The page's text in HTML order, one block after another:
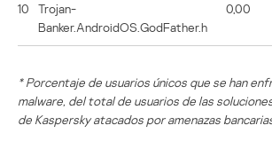
10
Trojan-
Banker.AndroidOS.GodFather.h
0,00
* Porcentaje de usuarios únicos que se han
malware, del total de usuarios de las
de Kaspersky atacados por amenazas